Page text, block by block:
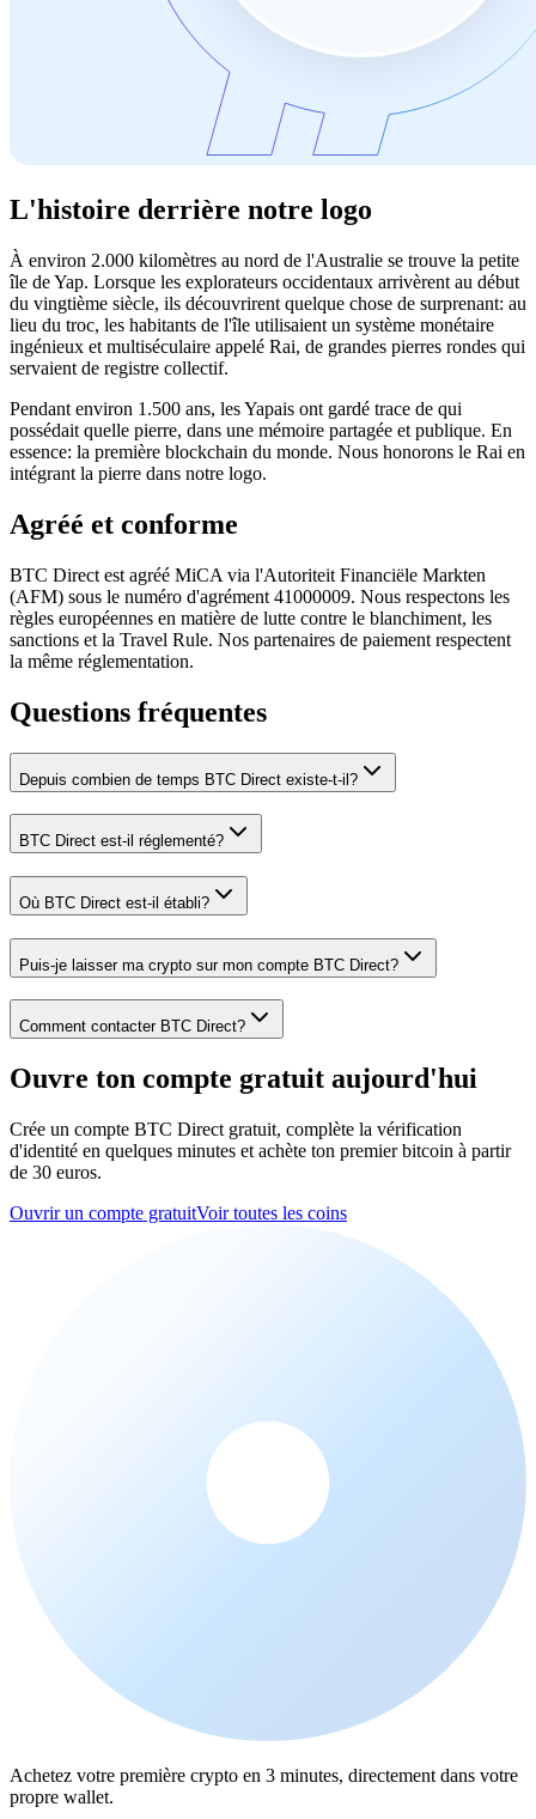
L'histoire derrière notre logo
À environ 2.000 kilomètres au nord de l'Australie se trouve la petite
île de Yap. Lorsque les explorateurs occidentaux arrivèrent au début
du vingtième siècle, ils découvrirent quelque chose de surprenant: au
lieu du troc, les habitants de l'île utilisaient un système monétaire
ingénieux et multiséculaire appelé Rai, de grandes pierres rondes qui
servaient de registre collectif.
Pendant environ 1.500 ans, les Yapais ont gardé trace de qui
possédait quelle pierre, dans une mémoire partagée et publique. En
essence: la première blockchain du monde. Nous honorons le Rai en
intégrant la pierre dans notre logo.
Agréé et conforme
BTC Direct est agréé MiCA via l'Autoriteit Financiële Markten
(AFM) sous le numéro d'agrément 41000009. Nous respectons les
règles européennes en matière de lutte contre le blanchiment, les
sanctions et la Travel Rule. Nos partenaires de paiement respectent
la même réglementation.
Questions fréquentes
Depuis combien de temps BTC Direct existe-t-il?
BTC Direct est-il réglementé?
Où BTC Direct est-il établi?
Puis-je laisser ma crypto sur mon compte BTC Direct?
Comment contacter BTC Direct?
Ouvre ton compte gratuit aujourd'hui
Crée un compte BTC Direct gratuit, complète la vérification
d'identité en quelques minutes et achète ton premier bitcoin à partir
de 30 euros.
Ouvrir un compte gratuitVoir toutes les coins
Achetez votre première crypto en 3 minutes, directement dans votre
propre wallet.